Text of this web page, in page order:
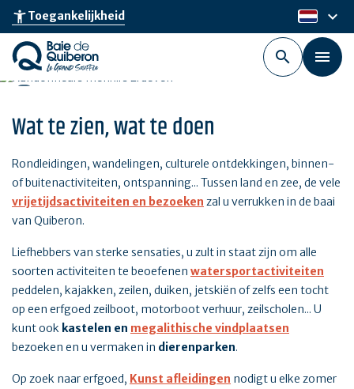
Skip
main
content
accessibility_newToegankelijkheid nl
keyboard_arrow_down
Wat te zien, wat te doen
Rondleidingen, wandelingen, culturele ontdekkingen, binnen-
of buitenactiviteiten, ontspanning... Tussen land en zee, de vele
vrijetijdsactiviteiten en bezoeken zal u verrukken in de baai
van Quiberon.
Liefhebbers van sterke sensaties, u zult in staat zijn om alle
soorten activiteiten te beoefenen watersportactiviteiten
peddelen, kajakken, zeilen, duiken, jetskiën of zelfs een tocht
op een erfgoed zeilboot, motorboot verhuur, zeilscholen... U
kunt ook kastelen en megalithische vindplaatsen
bezoeken en u vermaken in dierenparken.
Op zoek naar erfgoed, Kunst afleidingen nodigt u elke zomer